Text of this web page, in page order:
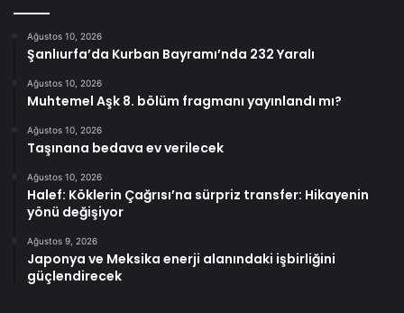
Ağustos 10, 2026
Şanlıurfa’da Kurban Bayramı’nda 232 Yaralı
Ağustos 10, 2026
Muhtemel Aşk 8. bölüm fragmanı yayınlandı mı?
Ağustos 10, 2026
Taşınana bedava ev verilecek
Ağustos 10, 2026
Halef: Köklerin Çağrısı’na sürpriz transfer: Hikayenin
yönü değişiyor
Ağustos 9, 2026
Japonya ve Meksika enerji alanındaki işbirliğini
güçlendirecek